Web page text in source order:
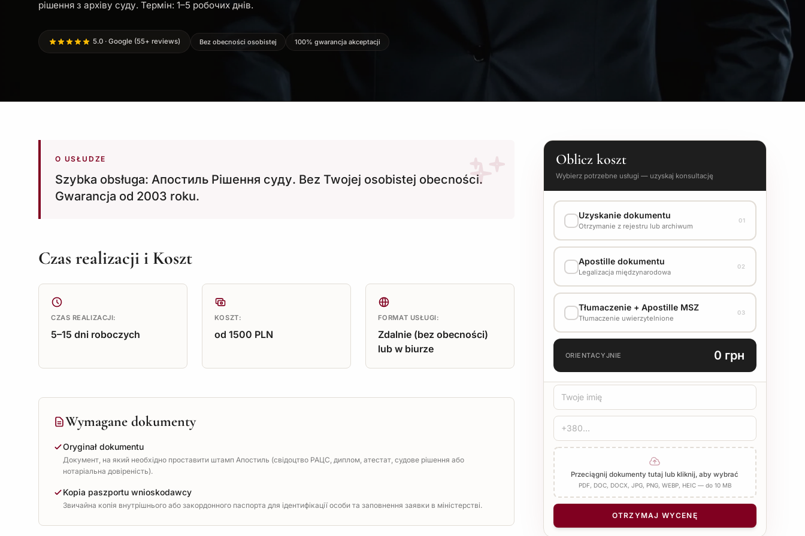
рішення з архіву суду. Термін: 1–5 робочих днів.
5.0 · Google (55+ reviews) Bez obecności osobistej 100% gwarancja akceptacji
O USŁUDZE
Szybka obsługa: Апостиль Рішення суду. Bez Twojej osobistej obecności.
Gwarancja od 2003 roku.
Czas realizacji i Koszt
CZAS REALIZACJI:
5–15 dni roboczych
KOSZT:
od 1500 PLN
FORMAT USŁUGI:
Zdalnie (bez obecności)
lub w biurze
Wymagane dokumenty
Oryginał dokumentu
Документ, на який необхідно проставити штамп Апостиль (свідоцтво РАЦС, диплом, атестат, судове рішення або
нотаріальна довіреність).
Kopia paszportu wnioskodawcy
Звичайна копія внутрішнього або закордонного паспорта для ідентифікації особи та заповнення заявки в міністерстві.
Oblicz koszt
Wybierz potrzebne usługi — uzyskaj konsultację
Uzyskanie dokumentu
Otrzymanie z rejestru lub archiwum
01
WARIANT WYKONANIA
Стандарт 1500 UAH
Apostille dokumentu
Legalizacja międzynarodowa
02
WARIANT WYKONANIA
Skonsultuj koszt z menedżerem
Tłumaczenie + Apostille MSZ
Tłumaczenie uwierzytelnione
03
TYP TŁUMACZENIA
POŚWIADCZENIE
Pieczęć biura Notariusz
Dodaj Apostille
LICZBA STRON
ORIENTACYJNIE 0 грн
Przeciągnij dokumenty tutaj lub kliknij, aby wybrać
PDF, DOC, DOCX, JPG, PNG, WEBP, HEIC — do 10 MB
OTRZYMAJ WYCENĘ